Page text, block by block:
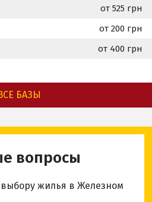
от 525 грн
от 200 грн
от 400 грн
БАЗЫ
вопросы
жилья в Железном